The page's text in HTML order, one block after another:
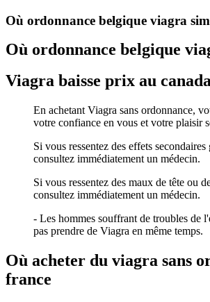
Où ordonnance belgique viagra
Où ordonnance belgique
Viagra baisse prix au
En achetant Viagra sans ordonnance,
votre confiance en vous et votre plaisir
Si vous ressentez des effets
consultez immédiatement un médecin.
Si vous ressentez des maux de tête ou
consultez immédiatement un médecin.
- Les hommes souffrant de troubles de
pas prendre de Viagra en même temps.
Où acheter du viagra sans
france